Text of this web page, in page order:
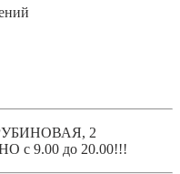
2
9.00 до 20.00!!!